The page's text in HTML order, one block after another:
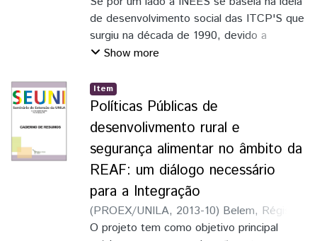
Natalia Lorena Acosta;Corrêa, Rogêrio
dos Santos;Duque, Sabrina de León
Bareiro, Sixto Morel
de desenvolvimento social das ITCP'S que
surgiu na década de 1990, devido a
problemas estruturais da sociedade, como
Show more
Item
Políticas Públicas de
desenvolivmento rural e
segurança alimentar no âmbito da
REAF: um diálogo necessário
para a Integração
(PROEX/UNILA, 2013-10) Belem, Régis da
Cunha
O projeto tem como objetivo principal